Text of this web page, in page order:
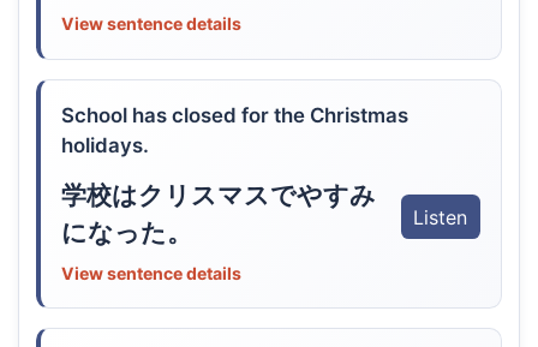
View sentence details
School has closed for the Christmas
holidays.
学校はクリスマスでやすみ
になった。
Listen
View sentence details